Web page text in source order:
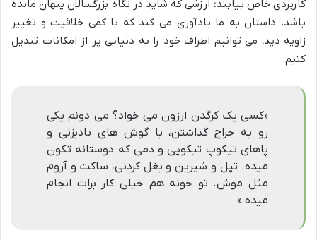
کاربردی خاص بیابند؛ ارزشی که شاید در نگاه بزرگسالان پنهان مانده
باشد. داستان به ما یادآوری می کند که با کمی خلاقیت و تغییر
زاویه دید، می توانیم اطراف خود را به دنیایی پر از امکانات تبدیل
کنیم.
«کسی یک کرگدن ارزون می خواد؟ می دونم یکی
رو به حراج گذاشتن، با گوش های بادبزنی و
پاهای تیکوپ تیکوپی و دمی که دوستانه تکون
میده. تپل و شیرین و بغل کردنی، ساکت و آروم
مثل موش. تو خونه هم خیلی کار برات انجام
میده.»